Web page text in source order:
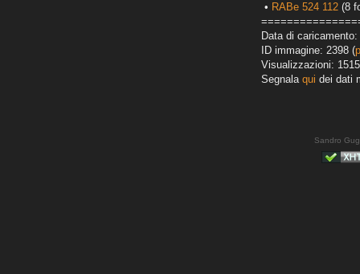
• RABe 524 112 (8
Data di
ID immagine: 2398 (
Visualizzazioni: 1515
Segnala qui dei dati
Sandro